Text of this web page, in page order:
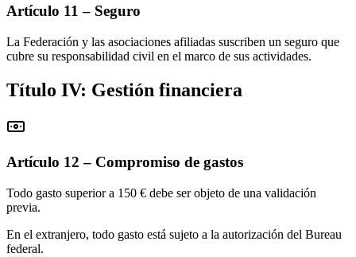
Artículo 11 – Seguro
La Federación y las asociaciones afiliadas suscriben un seguro que
cubre su responsabilidad civil en el marco de sus actividades.
Título IV: Gestión financiera
Artículo 12 – Compromiso de gastos
Todo gasto superior a 150 € debe ser objeto de una validación
previa.
En el extranjero, todo gasto está sujeto a la autorización del Bureau
federal.